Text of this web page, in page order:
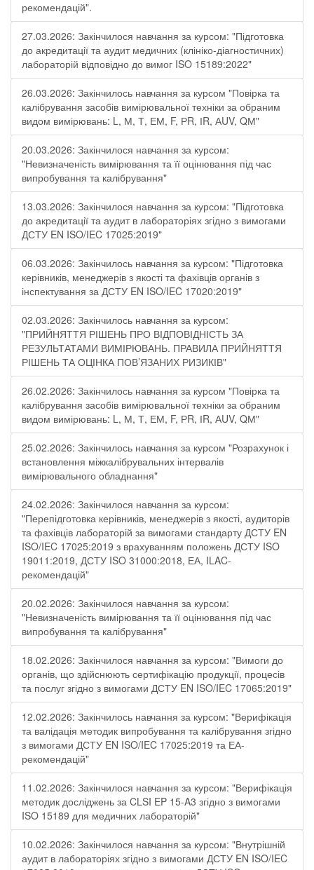
рекомендацій".
27.03.2026: Закінчилося навчання за курсом: "Підготовка
до акредитації та аудит медичних (клініко-діагностичних)
лабораторій відповідно до вимог ISO 15189:2022"
26.03.2026: Закінчилось навчання за курсом "Повірка та
калібрування засобів вимірювальної техніки за обраним
видом вимірювань: L, М, Т, ЕМ, F, РR, ІR, АUV, QМ"
20.03.2026: Закінчилося навчання за курсом:
"Невизначеність вимірювання та її оцінювання під час
випробування та калібрування"
13.03.2026: Закінчилося навчання за курсом: "Підготовка
до акредитації та аудит в лабораторіях згідно з вимогами
ДСТУ EN ISO/IEC 17025:2019"
06.03.2026: Закінчилось навчання за курсом: "Підготовка
керівників, менеджерів з якості та фахівців органів з
інспектування за ДСТУ EN ISO/IEC 17020:2019"
02.03.2026: Закінчилось навчання за курсом:
"ПРИЙНЯТТЯ РІШЕНЬ ПРО ВІДПОВІДНІСТЬ ЗА
РЕЗУЛЬТАТАМИ ВИМІРЮВАНЬ. ПРАВИЛА ПРИЙНЯТТЯ
РІШЕНЬ ТА ОЦІНКА ПОВ’ЯЗАНИХ РИЗИКІВ"
26.02.2026: Закінчилось навчання за курсом "Повірка та
калібрування засобів вимірювальної техніки за обраним
видом вимірювань: L, М, Т, ЕМ, F, РR, ІR, АUV, QМ"
25.02.2026: Закінчилось навчання за курсом "Розрахунок і
встановлення міжкалібрувальних інтервалів
вимірювального обладнання"
24.02.2026: Закінчилося навчання за курсом:
"Перепідготовка керівників, менеджерів з якості, аудиторів
та фахівців лабораторій за вимогами стандарту ДСТУ EN
ISO/IEC 17025:2019 з врахуванням положень ДСТУ ISO
19011:2019, ДСТУ ISO 31000:2018, ЕА, ILAC-
рекомендацій"
20.02.2026: Закінчилося навчання за курсом:
"Невизначеність вимірювання та її оцінювання під час
випробування та калібрування"
18.02.2026: Закінчилося навчання за курсом: "Вимоги до
органів, що здійснюють сертифікацію продукції, процесів
та послуг згідно з вимогами ДСТУ EN ISO/IEC 17065:2019"
12.02.2026: Закінчилось навчання за курсом: "Верифікація
та валідація методик випробування та калібрування згідно
з вимогами ДСТУ EN ISO/IEC 17025:2019 та ЕА-
рекомендацій"
11.02.2026: Закінчилося навчання за курсом: "Верифікація
методик досліджень за CLSI EP 15-A3 згідно з вимогами
ISO 15189 для медичних лабораторій"
10.02.2026: Закінчилося навчання за курсом: "Внутрішній
аудит в лабораторіях згідно з вимогами ДСТУ EN ISO/IEC